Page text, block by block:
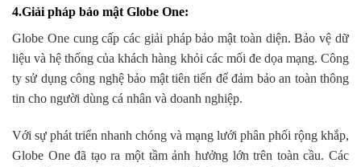
4.Giải pháp bảo mật Globe One:
Globe One cung cấp các giải pháp bảo mật toàn diện. Bảo vệ dữ
liệu và hệ thống của khách hàng khỏi các mối đe dọa mạng. Công
ty sử dụng công nghệ bảo mật tiên tiến để đảm bảo an toàn thông
tin cho người dùng cá nhân và doanh nghiệp.
Với sự phát triển nhanh chóng và mạng lưới phân phối rộng khắp,
Globe One đã tạo ra một tầm ảnh hưởng lớn trên toàn cầu. Các